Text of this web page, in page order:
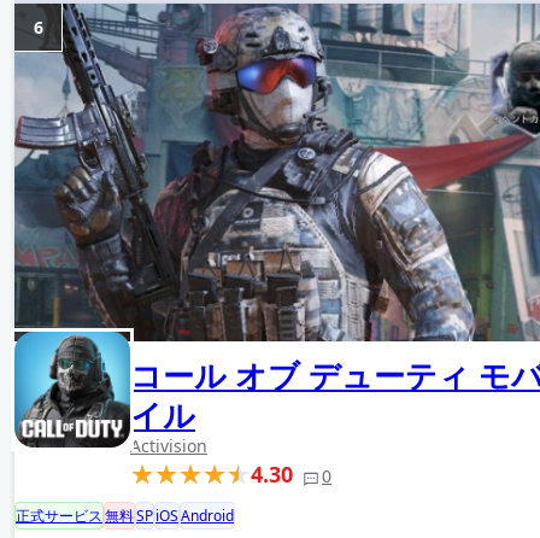
コール オブ デューティ モ
イル
Activision
4.30 0
6
正式サービス無料SPiOSAndroid